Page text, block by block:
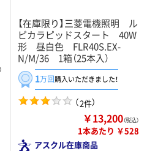
【在庫限り】三菱電機照明 ル
ピカラピッドスタート 40W
形 昼白色 FLR40S.EX-
N/M/36 1箱（25本入）
1万回購入いただきました！
（2件）
￥13,200（税込）
1本あたり ￥528
アスクル在庫商品